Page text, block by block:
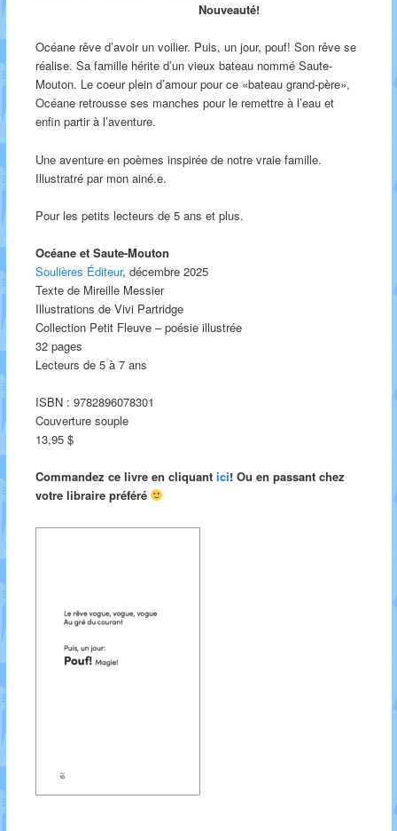
Nouveauté!
Océane rêve d’avoir un voilier. Puis, un jour, pouf! Son rêve se
réalise. Sa famille hérite d’un vieux bateau nommé Saute-
Mouton. Le coeur plein d’amour pour ce «bateau grand-père»,
Océane retrousse ses manches pour le remettre à l’eau et
enfin partir à l’aventure.
Une aventure en poèmes inspirée de notre vraie famille.
Illustratré par mon ainé.e.
Pour les petits lecteurs de 5 ans et plus.
Océane et Saute-Mouton
Soulières Éditeur, décembre 2025
Texte de Mireille Messier
Illustrations de Vivi Partridge
Collection Petit Fleuve – poésie illustrée
32 pages
Lecteurs de 5 à 7 ans
ISBN : 9782896078301
Couverture souple
13,95 $
Commandez ce livre en cliquant ici! Ou en passant chez
votre libraire préféré